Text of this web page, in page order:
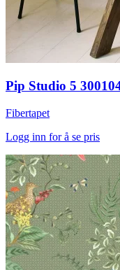
Pip Studio 5
Fibertapet
Logg inn for å se pris